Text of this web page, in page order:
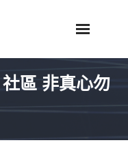
區 非真心勿